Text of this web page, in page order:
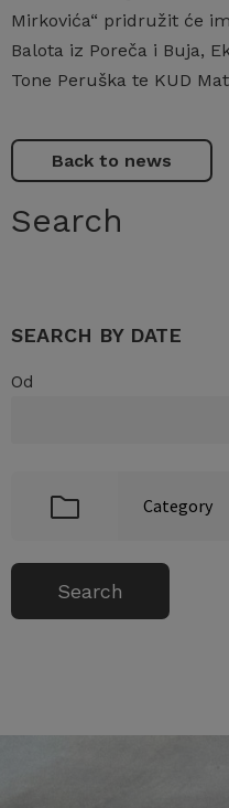
Mirkovića“ pridružit će
Balota iz Poreča i Buja,
Tone Peruška te KUD
Back to news
Search
SEARCH BY DATE
Od